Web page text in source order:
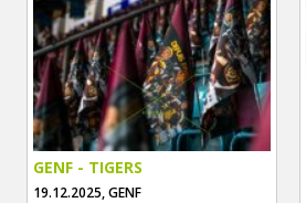
GENF - TIGERS
19.12.2025, GENF